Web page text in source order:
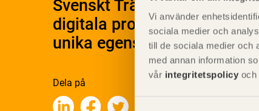
Vi använder
sociala medier och
till de sociala medier och
med annan information
vår integritetspolicy och
Svenskt Träs
digitala produktkatalog för
unika egenskaper.
Dela på